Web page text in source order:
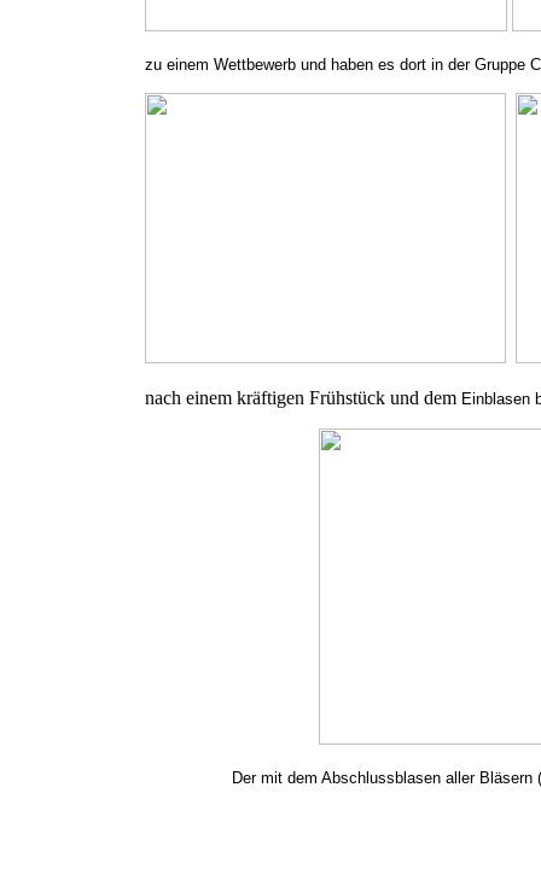
zu einem Wettbewerb und haben es dort in der Gruppe
nach einem kräftigen Frühstück und dem Einblasen
Der mit dem Abschlussblasen aller Bläsern